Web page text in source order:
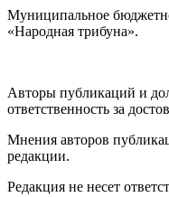
Муниципальное
«Народная трибуна».
Авторы публикаций и
ответственность за
Мнения авторов
редакции.
Редакция не несет